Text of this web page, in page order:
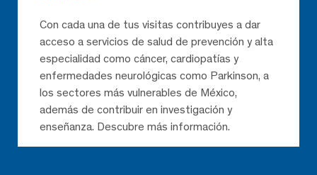
Con cada una de tus visitas contribuyes a dar
acceso a servicios de salud de prevención y alta
especialidad como cáncer, cardiopatías y
enfermedades neurológicas como Parkinson, a
los sectores más vulnerables de México,
además de contribuir en investigación y
enseñanza. Descubre más información.